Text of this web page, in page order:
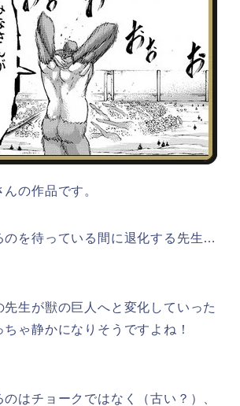
の作品です。
のを待っている間に退化する先生…
先生が獣の巨人へと変化していった
ゃ静かになりそうですよね！
はチョークではなく（古い？）、